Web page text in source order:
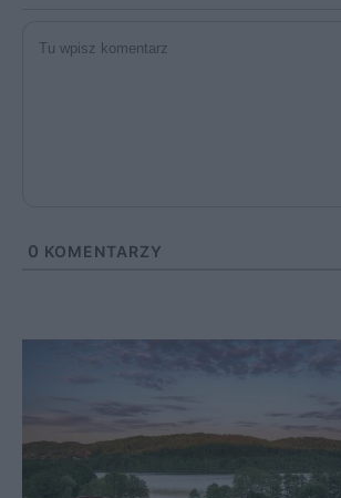
0 KOMENTARZY